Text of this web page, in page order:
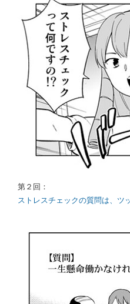
第２回：
ストレスチェックの質問は、ツ